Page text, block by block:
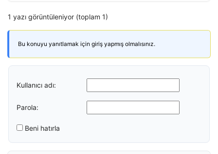
1 yazı görüntüleniyor (toplam 1)
Bu konuyu yanıtlamak için giriş yapmış olmalısınız.
Kullanıcı adı:
Parola:
Beni hatırla